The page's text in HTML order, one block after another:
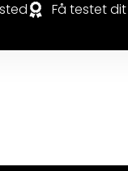
Få testet